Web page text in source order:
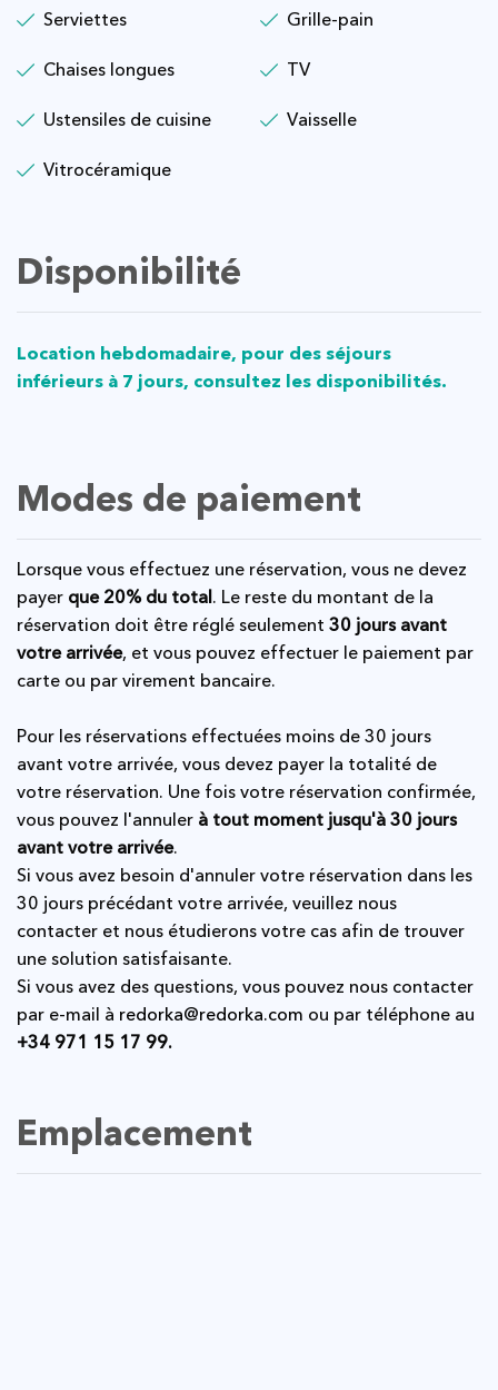
Serviettes Grille-pain
Chaises longues TV
Ustensiles de cuisine Vaisselle
Vitrocéramique
Disponibilité
Location hebdomadaire, pour des séjours
inférieurs à 7 jours, consultez les disponibilités.
Modes de paiement
Lorsque vous effectuez une réservation, vous ne devez
payer que 20% du total. Le reste du montant de la
réservation doit être réglé seulement 30 jours avant
votre arrivée, et vous pouvez effectuer le paiement par
carte ou par virement bancaire.
Pour les réservations effectuées moins de 30 jours
avant votre arrivée, vous devez payer la totalité de
votre réservation. Une fois votre réservation confirmée,
vous pouvez l'annuler à tout moment jusqu'à 30 jours
avant votre arrivée.
Si vous avez besoin d'annuler votre réservation dans les
30 jours précédant votre arrivée, veuillez nous
contacter et nous étudierons votre cas afin de trouver
une solution satisfaisante.
Si vous avez des questions, vous pouvez nous contacter
par e-mail à redorka@redorka.com ou par téléphone au
+34 971 15 17 99.
Emplacement